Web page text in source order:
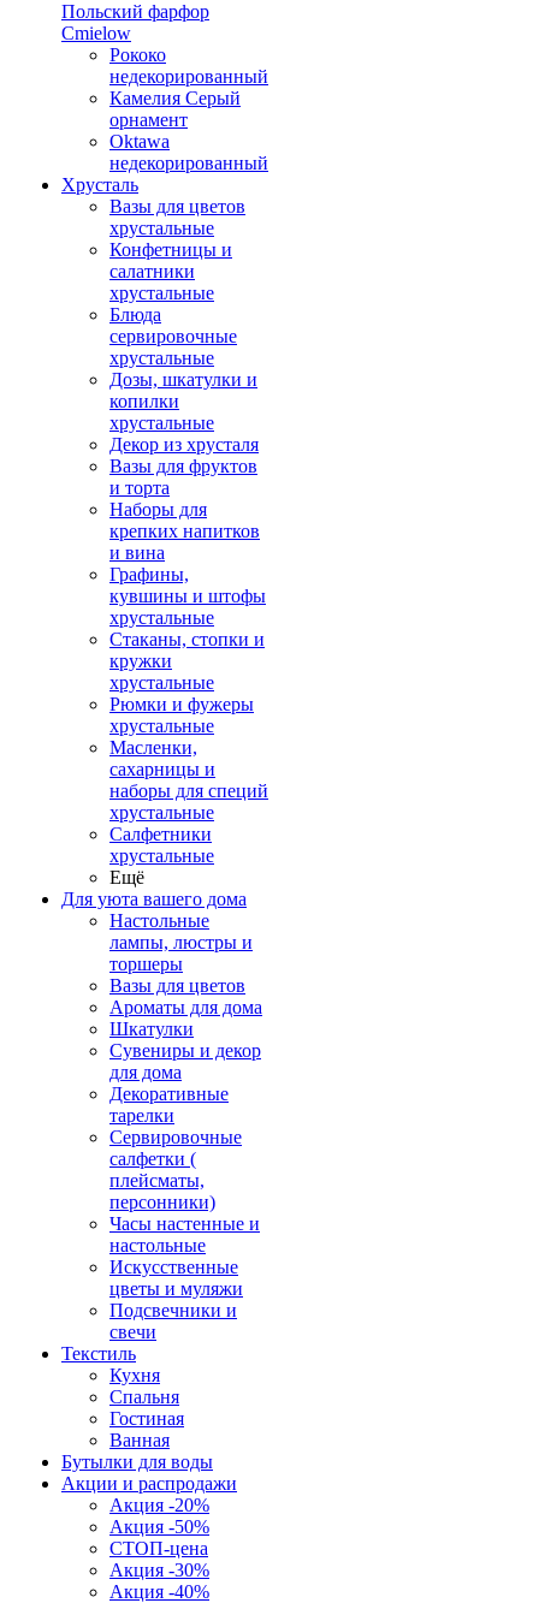
Польский фарфор
Сmielow
Рококо
недекорированный
Камелия Серый
орнамент
Oktawa
недекорированный
Хрусталь
Вазы для цветов
хрустальные
Конфетницы и
салатники
хрустальные
Блюда
сервировочные
хрустальные
Дозы, шкатулки и
копилки
хрустальные
Декор из хрусталя
Вазы для фруктов
и торта
Наборы для
крепких напитков
и вина
Графины,
кувшины и штофы
хрустальные
Стаканы, стопки и
кружки
хрустальные
Рюмки и фужеры
хрустальные
Масленки,
сахарницы и
наборы для специй
хрустальные
Салфетники
хрустальные
Ещё
Для уюта вашего дома
Настольные
лампы, люстры и
торшеры
Вазы для цветов
Ароматы для дома
Шкатулки
Сувениры и декор
для дома
Декоративные
тарелки
Сервировочные
салфетки (
плейсматы,
персонники)
Часы настенные и
настольные
Искусственные
цветы и муляжи
Подсвечники и
свечи
Текстиль
Кухня
Спальня
Гостиная
Ванная
Бутылки для воды
Акции и распродажи
Акция -20%
Акция -50%
СТОП-цена
Акция -30%
Акция -40%